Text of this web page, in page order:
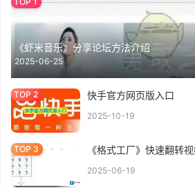
《虾米音乐》分享论坛方法介绍
2025-06-25
快手官方网页版入口
2025-10-19
《格式工厂》快速翻转
2025-06-19